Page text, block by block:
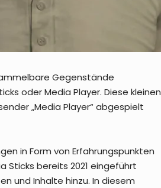
Gegenstände
oder Media Player. Diese kleinen
„Media Player“ abgespielt
in Form von Erfahrungspunkten
Sticks bereits 2021 eingeführt
und Inhalte hinzu. In diesem